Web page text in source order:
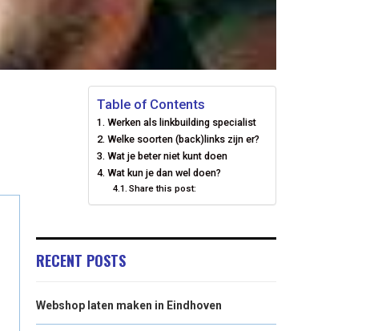
Table of Contents
Werken als linkbuilding specialist
Welke soorten (back)links zijn er?
Wat je beter niet kunt doen
Wat kun je dan wel doen?
Share this post:
RECENT POSTS
Webshop laten maken in Eindhoven